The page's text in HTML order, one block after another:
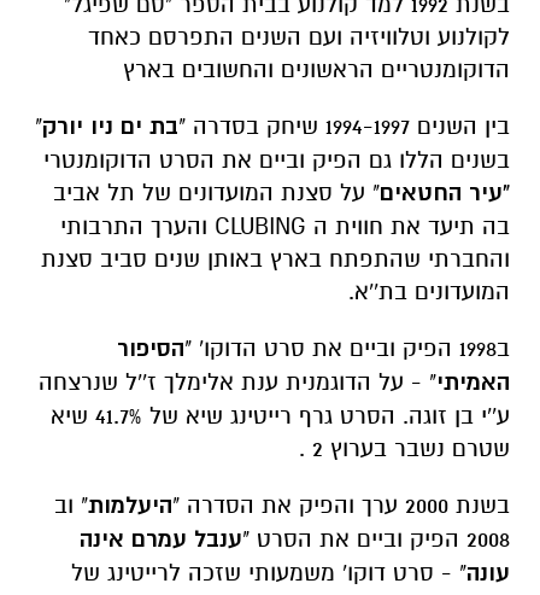
לקולנוע וטלוויזיה ועם השנים התפרסם כאחד
הדוקומנטריים הראשונים והחשובים בארץ
בין השנים 1994-1997 שיחק בסדרה " בת ים ניו יורק"
בשנים הללו גם הפיק וביים את הסרט הדוקומנטרי
"עיר החטאים" על סצנת המועדונים של תל אביב
בה תיעד את חווית ה CLUBING והערך התרבותי
והחברתי שהתפתח בארץ באותן שנים סביב סצנת
המועדונים בת''א.
ב1998 הפיק וביים את סרט הדוקו' "
הסיפור
האמיתי" - על הדוגמנית ענת אלימלך ז''ל שנרצחה
ע''י בן זוגה. הסרט גרף רייטינג שיא של 41.7% שיא
שטרם נשבר בערוץ 2 .
בשנת 2000 ערך והפיק את הסדרה " היעלמות" וב
2008 הפיק וביים את הסרט "
ענבל עמרם אינה
עונה" - סרט דוקו' משמעותי שזכה לרייטינג של